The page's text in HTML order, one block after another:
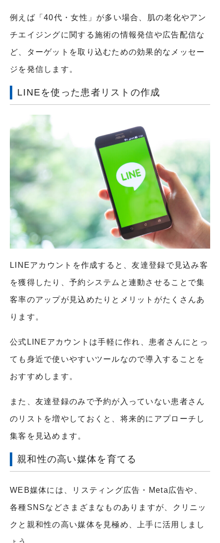
例えば「40代・女性」が多い場合、肌の老化やアン
チエイジングに関する施術の情報発信や広告配信な
ど、ターゲットを取り込むための効果的なメッセー
ジを発信します。
LINEを使った患者リストの作成
LINEアカウントを作成すると、友達登録で見込み客
を獲得したり、予約システムと連動させることで集
客率のアップが見込めたりとメリットがたくさんあ
ります。
公式LINEアカウントは手軽に作れ、患者さんにとっ
ても身近で使いやすいツールなので導入することを
おすすめします。
また、友達登録のみで予約が入っていない患者さん
のリストを増やしておくと、将来的にアプローチし
集客を見込めます。
親和性の高い媒体を育てる
WEB媒体には、リスティング広告・Meta広告や、
各種SNSなどさまざまなものありますが、クリニッ
クと親和性の高い媒体を見極め、上手に活用しまし